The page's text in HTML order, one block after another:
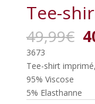
Tee-
49,99€
3673
Tee-shirt
95% Viscose
5% Elasthanne